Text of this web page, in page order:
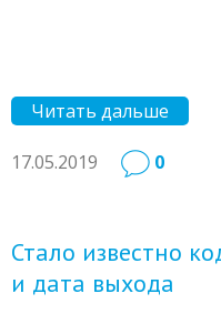
Читать дальше
17.05.2019 0
Стало известно
и дата выхода